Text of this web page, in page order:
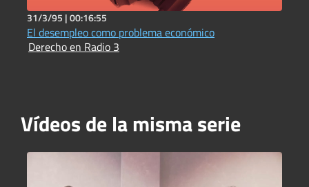
31/3/95 |00:16:55
El desempleo como problema económico
Derecho en Radio 3
Vídeos de la misma serie